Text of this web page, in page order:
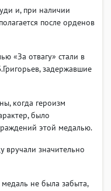
и, при наличии
после орденов
«За отвагу» стали в
задержавшие
когда героизм
было
этой медалью.
вручали значительно
не была забыта,